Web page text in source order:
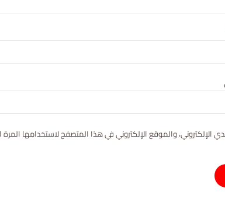
الإلكتروني، والموقع الإلكتروني في هذا المتصفح لاستخدامها المرة